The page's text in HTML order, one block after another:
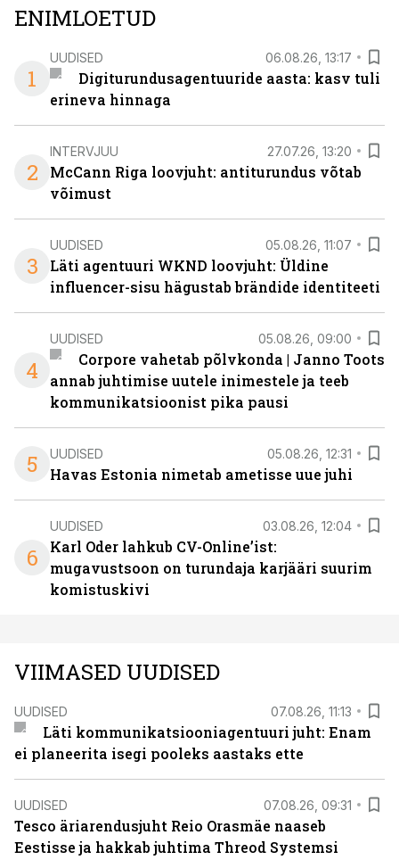
ENIMLOETUD
1
UUDISED 06.08.26, 13:17
Digiturundusagentuuride aasta: kasv tuli
erineva hinnaga
2
INTERVJUU 27.07.26, 13:20
McCann Riga loovjuht: antiturundus võtab
võimust
3
UUDISED 05.08.26, 11:07
Läti agentuuri WKND loovjuht: Üldine
influencer-sisu hägustab brändide identiteeti
4
UUDISED 05.08.26, 09:00
Corpore vahetab põlvkonda | Janno Toots
annab juhtimise uutele inimestele ja teeb
kommunikatsioonist pika pausi
5 UUDISED 05.08.26, 12:31
Havas Estonia nimetab ametisse uue juhi
6
UUDISED 03.08.26, 12:04
Karl Oder lahkub CV-Online’ist:
mugavustsoon on turundaja karjääri suurim
komistuskivi
VIIMASED UUDISED
UUDISED 07.08.26, 11:13
Läti kommunikatsiooniagentuuri juht: Enam
ei planeerita isegi pooleks aastaks ette
UUDISED 07.08.26, 09:31
Tesco äriarendusjuht Reio Orasmäe naaseb
Eestisse ja hakkab juhtima Threod Systemsi